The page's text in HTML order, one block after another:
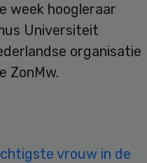
week hoogleraar
Universiteit
organisatie
ZonMw.
vrouw in de